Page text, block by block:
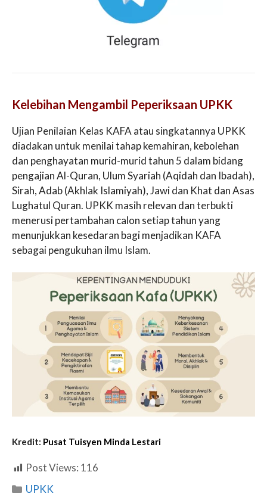
Kelebihan Mengambil Peperiksaan UPKK
Ujian Penilaian Kelas KAFA atau singkatannya UPKK
diadakan untuk menilai tahap kemahiran, kebolehan
dan penghayatan murid-murid tahun 5 dalam bidang
pengajian Al-Quran, Ulum Syariah (Aqidah dan Ibadah),
Sirah, Adab (Akhlak Islamiyah), Jawi dan Khat dan Asas
Lughatul Quran. UPKK masih relevan dan terbukti
menerusi pertambahan calon setiap tahun yang
menunjukkan kesedaran bagi menjadikan KAFA
sebagai pengukuhan ilmu Islam.
Kredit: Pusat Tuisyen Minda Lestari
Post Views: 116
Categories
UPKK